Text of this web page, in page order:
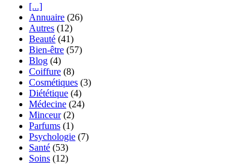
[...]
Annuaire (26)
Autres (12)
Beauté (41)
Bien-être (57)
Blog (4)
Coiffure (8)
Cosmétiques (3)
Diététique (4)
Médecine (24)
Minceur(2)
Parfums (1)
Psychologie (7)
Santé (53)
Soins (12)